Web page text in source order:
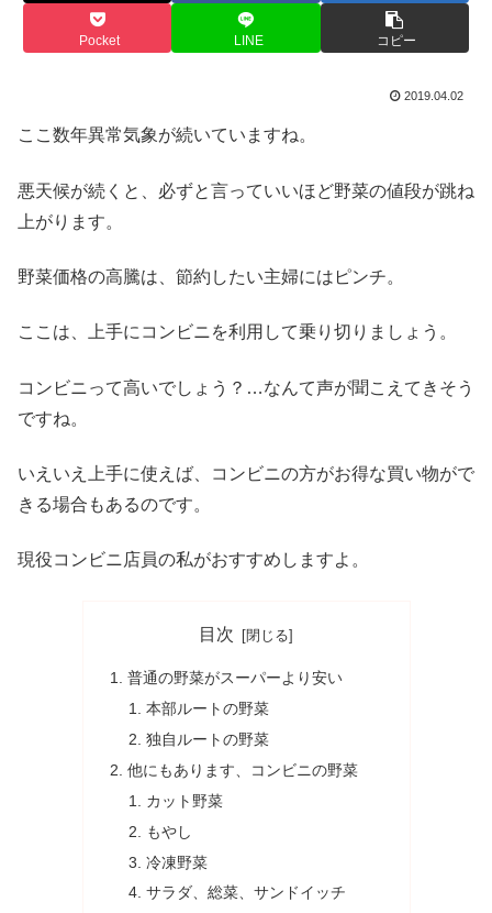
Pocket LINE コピー
2019.04.02
ここ数年異常気象が続いていますね。
悪天候が続くと、必ずと言っていいほど野菜の値段が跳ね
上がります。
野菜価格の高騰は、節約したい主婦にはピンチ。
ここは、上手にコンビニを利用して乗り切りましょう。
コンビニって高いでしょう？…なんて声が聞こえてきそう
ですね。
いえいえ上手に使えば、コンビニの方がお得な買い物がで
きる場合もあるのです。
現役コンビニ店員の私がおすすめしますよ。
目次
普通の野菜がスーパーより安い
本部ルートの野菜
独自ルートの野菜
他にもあります、コンビニの野菜
カット野菜
もやし
冷凍野菜
サラダ、総菜、サンドイッチ